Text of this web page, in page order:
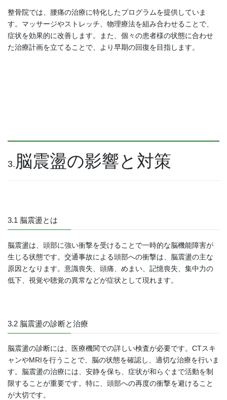
整骨院では、腰痛の治療に特化したプログラムを提供していま
す。マッサージやストレッチ、物理療法を組み合わせることで、
症状を効果的に改善します。また、個々の患者様の状態に合わせ
た治療計画を立てることで、より早期の回復を目指します。
3. 脳震盪の影響と対策
3.1 脳震盪とは
脳震盪は、頭部に強い衝撃を受けることで一時的な脳機能障害が
生じる状態です。交通事故による頭部への衝撃は、脳震盪の主な
原因となります。意識喪失、頭痛、めまい、記憶喪失、集中力の
低下、視覚や聴覚の異常などが症状として現れます。
3.2 脳震盪の診断と治療
脳震盪の診断には、医療機関での詳しい検査が必要です。CTスキ
ャンやMRIを行うことで、脳の状態を確認し、適切な治療を行いま
す。脳震盪の治療には、安静を保ち、症状が和らぐまで活動を制
限することが重要です。特に、頭部への再度の衝撃を避けること
が大切です。